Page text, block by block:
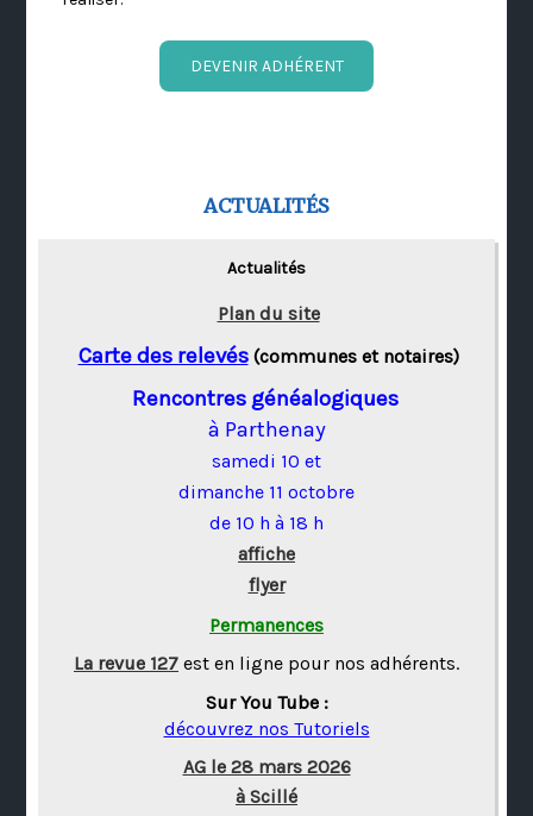
DEVENIR ADHÉRENT
ACTUALITÉS
Actualités
Plan du site
Carte des relevés(communes et notaires)
Rencontres généalogiques
à Parthenay
samedi 10 et
dimanche 11 octobre
de 10 h à 18 h
affiche
flyer
Permanences
La revue 127 est en ligne pour nos adhérents.
Sur You Tube :
découvrez nos Tutoriels
AG le 28 mars 2026
à Scillé